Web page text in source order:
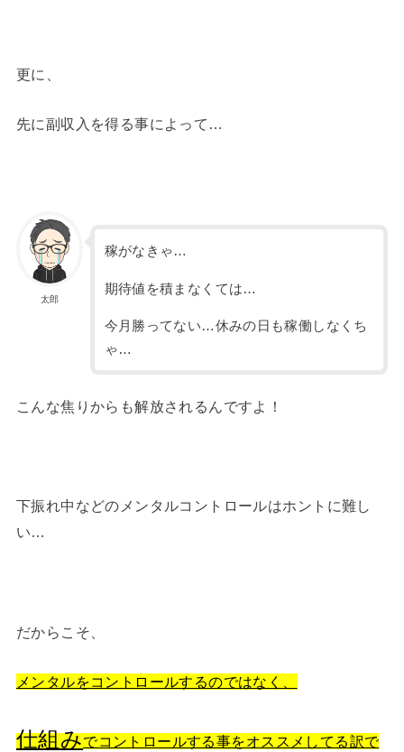
更に、
先に副収入を得る事によって…
太郎
稼がなきゃ…
期待値を積まなくては…
今月勝ってない…休みの日も稼働しなくち
ゃ…
こんな焦りからも解放されるんですよ！
下振れ中などのメンタルコントロールはホントに難し
い…
だからこそ、
メンタルをコントロールするのではなく、
仕組みでコントロールする事をオススメしてる訳で